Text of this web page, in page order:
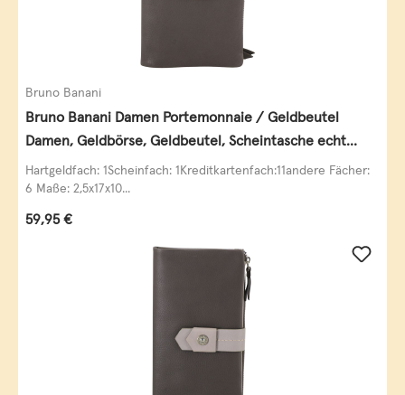
Bruno Banani
Bruno Banani Damen Portemonnaie / Geldbeutel
Damen, Geldbörse, Geldbeutel, Scheintasche echt
Leder
Hartgeldfach: 1Scheinfach: 1Kreditkartenfach:11andere Fächer:
6 Maße: 2,5x17x10...
Regulärer Preis:
59,95 €